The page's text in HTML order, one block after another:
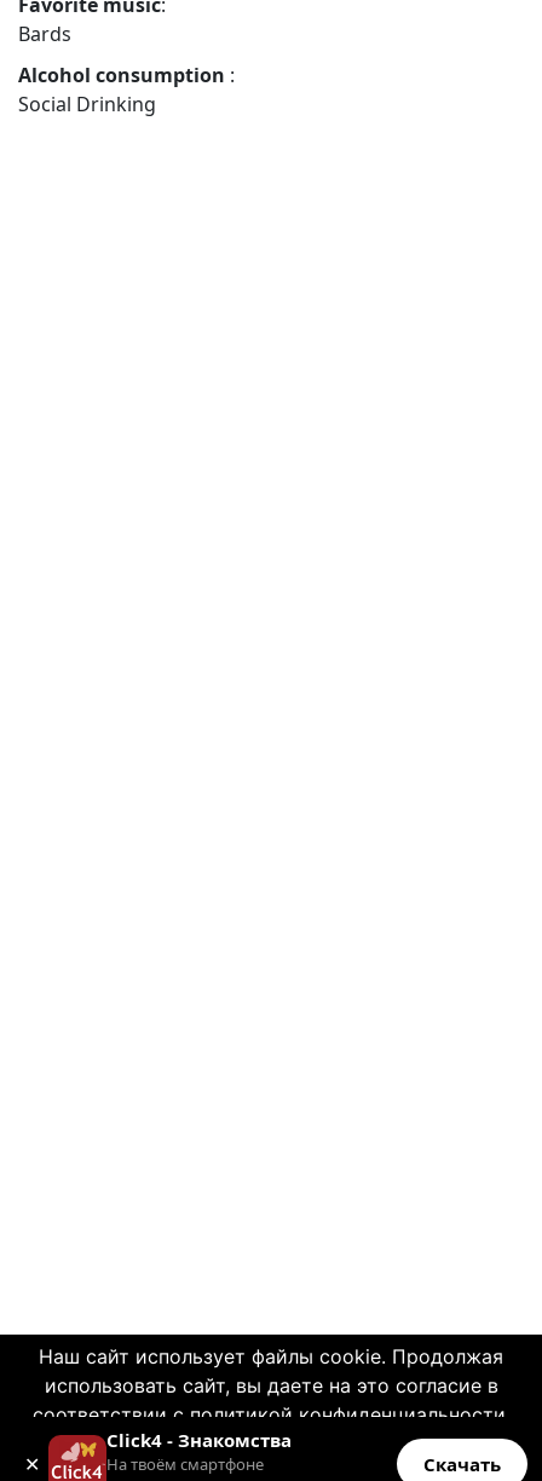
Наш сайт использует файлы cookie. Продолжая
использовать сайт, вы даете на это согласие в
соответствии с политикой конфиденциальности.
OK
Bards
Alcohol consumption :
Social Drinking
Click4.co.il - is a social network with a long history
✕
Click4 - Знакомства
На твоём смартфоне
Скачать